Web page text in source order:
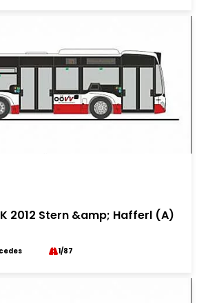
2012 Stern &amp; Hafferl (A)
1/87